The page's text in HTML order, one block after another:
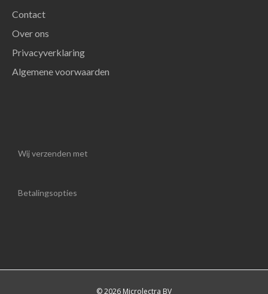
Contact
Over ons
Privacyverklaring
Algemene voorwaarden
Wij verzenden met
Betalingsopties
© 2026 Microlectra BV